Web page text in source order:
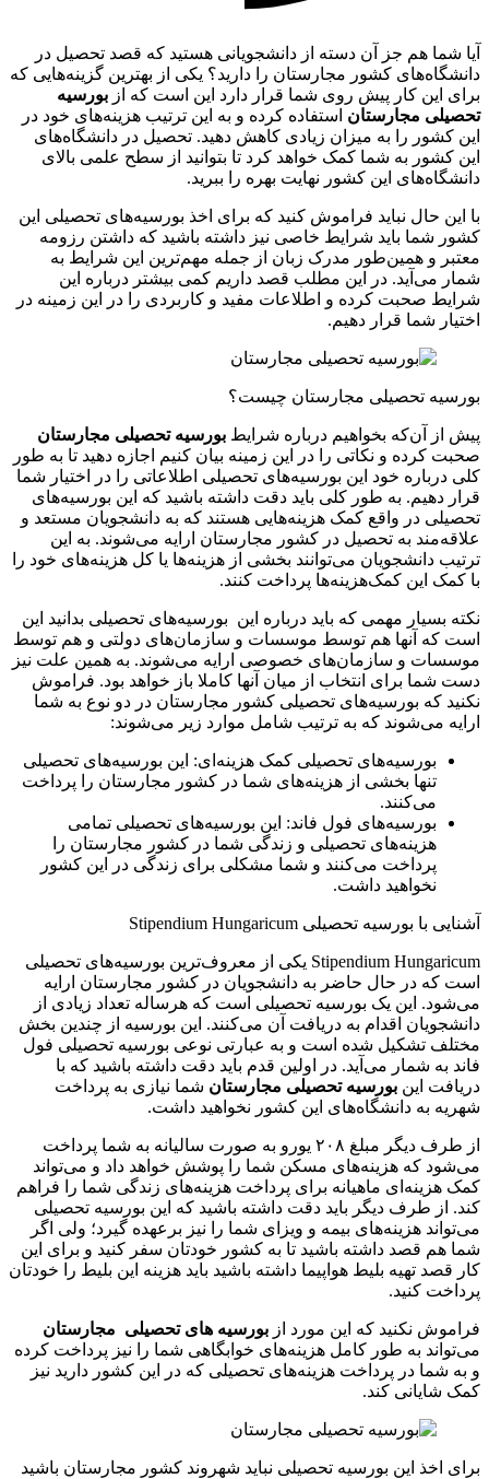
آیا شما هم جز آن دسته از دانشجویانی هستید که قصد تحصیل در
دانشگاه‌های کشور مجارستان را دارید؟ یکی از بهترین گزینه‌هایی که
برای این کار پیش روی شما قرار دارد این است که از بورسیه
تحصیلی مجارستان استفاده کرده و به این ترتیب هزینه‌های خود در
این کشور را به میزان زیادی کاهش دهید. تحصیل در دانشگاه‌های
این کشور به شما کمک خواهد کرد تا بتوانید از سطح علمی بالای
دانشگاه‌های این کشور نهایت بهره را ببرید.
با این حال نباید فراموش کنید که برای اخذ بورسیه‌های تحصیلی این
کشور شما باید شرایط خاصی نیز داشته باشید که داشتن رزومه
معتبر و همین‌طور مدرک زبان از جمله مهم‌ترین این شرایط به
شمار می‌آید. در این مطلب قصد داریم کمی بیشتر درباره این
شرایط صحبت کرده و اطلاعات مفید و کاربردی را در این زمینه در
اختیار شما قرار دهیم.
بورسیه تحصیلی مجارستان چیست؟
پیش از آن‌که بخواهیم درباره شرایط بورسیه تحصیلی مجارستان
صحبت کرده و نکاتی را در این زمینه بیان کنیم اجازه دهید تا به طور
کلی درباره خود این بورسیه‌های تحصیلی اطلاعاتی را در اختیار شما
قرار دهیم. به طور کلی باید دقت داشته باشید که این بورسیه‌های
تحصیلی در واقع کمک هزینه‌هایی هستند که به دانشجویان مستعد و
علاقه‌مند به تحصیل در کشور مجارستان ارایه می‌شوند. به این
ترتیب دانشجویان می‌توانند بخشی از هزینه‌ها یا کل هزینه‌های خود را
با کمک این کمک‌هزینه‌ها پرداخت کنند.
نکته بسیار مهمی که باید درباره این بورسیه‌های تحصیلی بدانید این
است که آنها هم توسط موسسات و سازمان‌های دولتی و هم توسط
موسسات و سازمان‌های خصوصی ارایه می‌شوند. به همین علت نیز
دست شما برای انتخاب از میان آنها کاملا باز خواهد بود. فراموش
نکنید که بورسیه‌های تحصیلی کشور مجارستان در دو نوع به شما
ارایه می‌شوند که به ترتیب شامل موارد زیر می‌شوند:
بورسیه‌های تحصیلی کمک هزینه‌ای: این بورسیه‌های تحصیلی
تنها بخشی از هزینه‌های شما در کشور مجارستان را پرداخت
می‌کنند.
بورسیه‌های فول فاند: این بورسیه‌های تحصیلی تمامی
هزینه‌های تحصیلی و زندگی شما در کشور مجارستان را
پرداخت می‌کنند و شما مشکلی برای زندگی در این کشور
نخواهید داشت.
آشنایی با بورسیه تحصیلی Stipendium Hungaricum
Stipendium Hungaricum یکی از معروف‌ترین بورسیه‌های تحصیلی
است که در حال حاضر به دانشجویان در کشور مجارستان ارایه
می‌شود. این یک بورسیه تحصیلی است که هرساله تعداد زیادی از
دانشجویان اقدام به دریافت آن می‌کنند. این بورسیه از چندین بخش
مختلف تشکیل شده است و به عبارتی نوعی بورسیه تحصیلی فول
فاند به شمار می‌آید. در اولین قدم باید دقت داشته باشید که با
دریافت این بورسیه تحصیلی مجارستان شما نیازی به پرداخت
شهریه به دانشگاه‌های این کشور نخواهید داشت.
از طرف دیگر مبلغ ۲۰۸ یورو به صورت سالیانه به شما پرداخت
می‌شود که هزینه‌های مسکن شما را پوشش خواهد داد و می‌تواند
کمک هزینه‌ای ماهیانه برای پرداخت هزینه‌های زندگی شما را فراهم
کند. از طرف دیگر باید دقت داشته باشید که این بورسیه تحصیلی
می‌تواند هزینه‌های بیمه و ویزای شما را نیز برعهده گیرد؛ ولی اگر
شما هم قصد داشته باشید تا به کشور خودتان سفر کنید و برای این
کار قصد تهیه بلیط هواپیما داشته باشید باید هزینه این بلیط را خودتان
پرداخت کنید.
فراموش نکنید که این مورد از بورسیه های تحصیلی مجارستان
می‌تواند به طور کامل هزینه‌های خوابگاهی شما را نیز پرداخت کرده
و به شما در پرداخت هزینه‌های تحصیلی که در این کشور دارید نیز
کمک شایانی کند.
برای اخذ این بورسیه تحصیلی نباید شهروند کشور مجارستان باشید